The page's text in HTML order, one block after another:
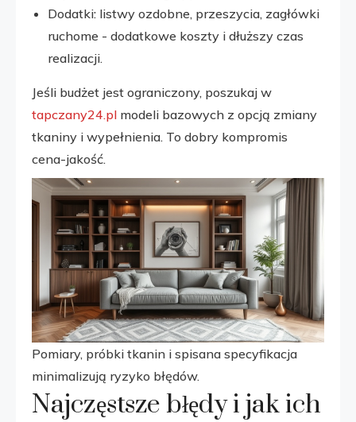
Dodatki: listwy ozdobne, przeszycia, zagłówki
ruchome - dodatkowe koszty i dłuższy czas
realizacji.
Jeśli budżet jest ograniczony, poszukaj w
tapczany24.pl modeli bazowych z opcją zmiany
tkaniny i wypełnienia. To dobry kompromis
cena-jakość.
Pomiary, próbki tkanin i spisana specyfikacja
minimalizują ryzyko błędów.
Najczęstsze błędy i jak ich